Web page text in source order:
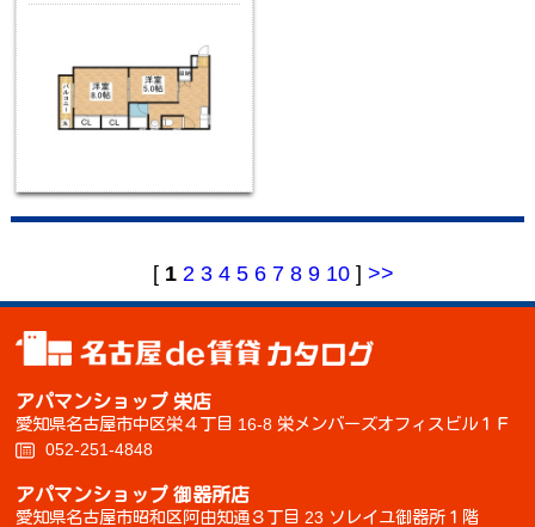
[ 1 2 3 4 5 6 7 8 9 10] >>
アパマンショップ 栄店
愛知県名古屋市中区栄４丁目 16-8 栄メンバーズオフィスビル１Ｆ
052-251-4848
アパマンショップ 御器所店
愛知県名古屋市昭和区阿由知通３丁目 23 ソレイユ御器所１階